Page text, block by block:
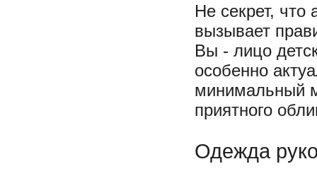
Не секрет,
вызывает
Вы - лицо
особенно
минимальный
приятного
Одежда